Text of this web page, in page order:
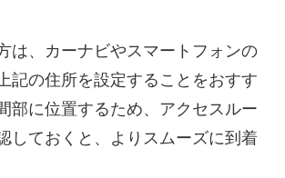
は、カーナビやスマートフォンの
記の住所を設定することをおすす
部に位置するため、アクセスルー
しておくと、よりスムーズに到着